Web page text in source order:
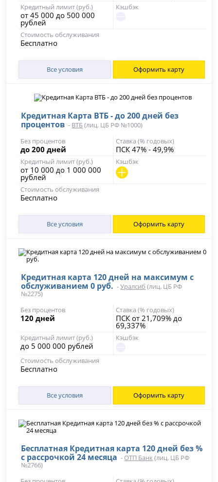
Кредитный лимит (руб.)
от 45 000 до 500 000
рублей
Кэшбэк
Стоимость обслуживания
Бесплатно
Все условия Оформить карту
Кредитная Карта ВТБ - до 200 дней без
процентов - ВТБ(лиц. ЦБ РФ №1000)
Без процентов
до 200 дней
Ставка (% годовых)
ПСК 47% - 49,9%
Кредитный лимит (руб.)
от 10 000 до 1 000 000
рублей
Кэшбэк
Стоимость обслуживания
Бесплатно
Все условия Оформить карту
Кредитная карта 120 дней на максимум с
обслуживанием 0 руб. -Уралсиб (лиц. ЦБ РФ
№2275)
Без процентов
120 дней
Ставка (% годовых)
ПСК от 21,709% до
69,337%
Кредитный лимит (руб.)
до 5 000 000 рублей
Кэшбэк
Стоимость обслуживания
Бесплатно
Все условия Оформить карту
Бесплатная Кредитная карта 120 дней без %
с рассрочкой 24 месяца - ОТП Банк (лиц. ЦБ РФ
№2766)